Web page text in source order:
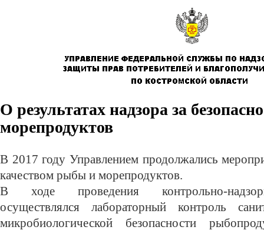
О результатах надзора за
морепродуктов
В 2017 году Управлением продолжались
качеством рыбы и морепродуктов.
В ходе проведения контрольно-
осуществлялся лабораторный контроль
микробиологической безопасности